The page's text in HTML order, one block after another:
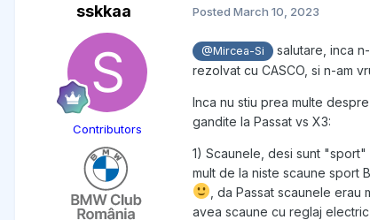
sskkaa
Contributors
Posted March 10, 2023
@Mircea-Si
salutare, inca
rezolvat cu CASCO, si n-am
Inca nu stiu prea multe
gandite la Passat vs X3:
1) Scaunele, desi sunt "sport"
mult de la niste scaune sport
, da Passat scaunele
avea scaune cu reglaj